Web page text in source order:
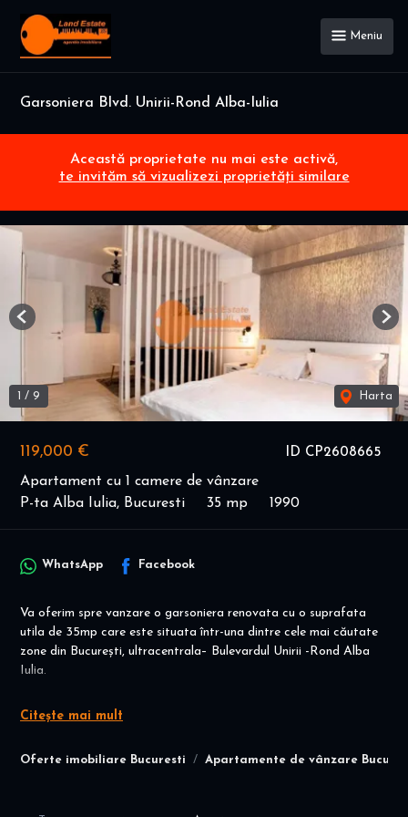
Meniu
Garsoniera Blvd. Unirii-Rond Alba-Iulia
Această proprietate nu mai este activă,
te invităm să vizualizezi proprietăți similare
ID CP2608665
119,000 €
Apartament cu 1 camere de vânzare
P-ta Alba Iulia, Bucuresti
35 mp 1990
/ 9 Harta
Previous
Oferte imobiliare Bucuresti Apartamente de vânzare
WhatsApp Facebook
Va oferim spre vanzare o garsoniera renovata cu o suprafata
utila de 35mp care este situata într-una dintre cele mai căutate
zone din București, ultracentrala– Bulevardul Unirii -Rond Alba
Iulia.
1990.
Imobilul este compartimentat astfel: hol, baie, camera, bucatarie
Citește mai mult